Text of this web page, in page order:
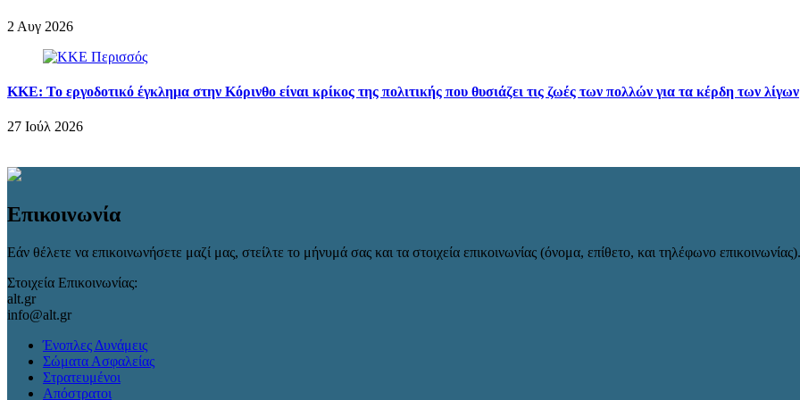
2 Αυγ 2026
ΚΚΕ: Το εργοδοτικό έγκλημα στην Κόρινθο είναι κρίκος της πολιτικής που θυσιάζει τις ζωές των πολλών για τα κέρδη των λίγων
27 Ιούλ 2026
Επικοινωνία
Εάν θέλετε να επικοινωνήσετε μαζί μας, στείλτε το μήνυμά σας και τα στοιχεία επικοινωνίας (όνομα, επίθετο, και τηλέφωνο επικοινωνίας).
Στοιχεία Επικοινωνίας:
alt.gr
info@alt.gr
Ένοπλες Δυνάμεις
Σώματα Ασφαλείας
Στρατευμένοι
Απόστρατοι